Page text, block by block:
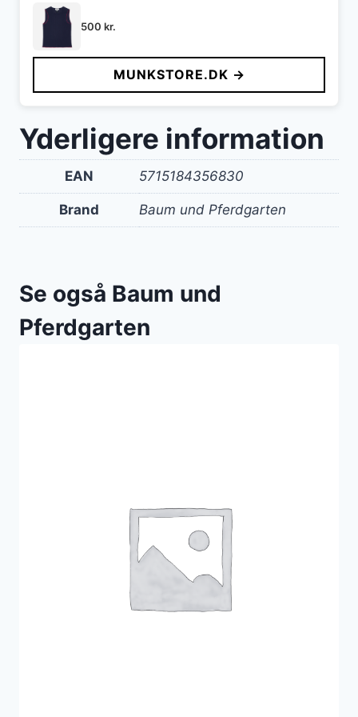
500 kr.
MUNKSTORE.DK →
Yderligere information
EAN 5715184356830
Brand Baum und Pferdgarten
Se også Baum und
Pferdgarten